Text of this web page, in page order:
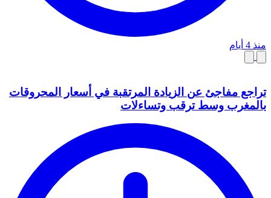
منذ 4 أيام
تراجع مفاجئ عن الزيادة المرتقبة في أسعار المحروقات
بالمغرب وسط ترقب وتساءلات